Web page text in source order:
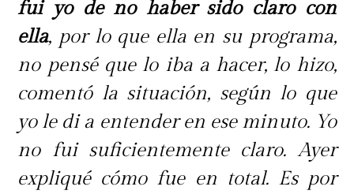
fui yo de no haber sido claro con
ella, por lo que ella en su programa,
no pensé que lo iba a hacer, lo hizo,
comentó la situación, según lo que
yo le di a entender en ese minuto. Yo
no fui suficientemente claro. Ayer
expliqué cómo fue en total. Es por